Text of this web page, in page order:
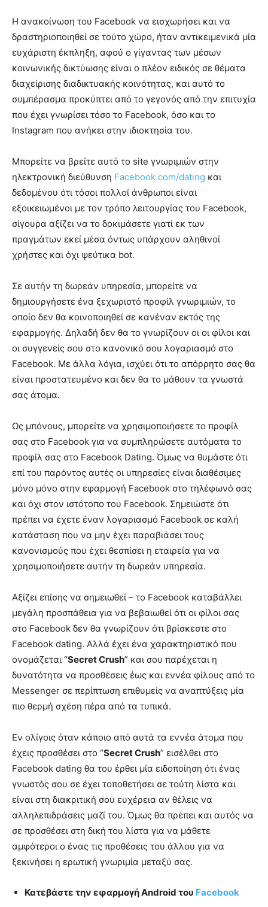
Η ανακοίνωση του Facebook να εισχωρήσει και να
δραστηριοποιηθεί σε τούτο χώρο, ήταν αντικειμενικά μία
ευχάριστη έκπληξη, αφού ο γίγαντας των μέσων
κοινωνικής δικτύωσης είναι ο πλέον ειδικός σε θέματα
διαχείρισης διαδικτυακής κοινότητας, και αυτό το
συμπέρασμα προκύπτει από το γεγονός από την επιτυχία
που έχει γνωρίσει τόσο το Facebook, όσο και το
Instagram που ανήκει στην ιδιοκτησία του.
Μπορείτε να βρείτε αυτό το site γνωριμιών στην
ηλεκτρονική διεύθυνση Facebook.com/dating και
δεδομένου ότι τόσοι πολλοί άνθρωποι είναι
εξοικειωμένοι με τον τρόπο λειτουργίας του Facebook,
σίγουρα αξίζει να το δοκιμάσετε γιατί εκ των
πραγμάτων εκεί μέσα όντως υπάρχουν αληθινοί
χρήστες και όχι ψεύτικα bot.
Σε αυτήν τη δωρεάν υπηρεσία, μπορείτε να
δημιουργήσετε ένα ξεχωριστό προφίλ γνωριμιών, το
οποίο δεν θα κοινοποιηθεί σε κανέναν εκτός της
εφαρμογής. Δηλαδή δεν θα το γνωρίζουν οι οι φίλοι και
οι συγγενείς σου στο κανονικό σου λογαριασμό στο
Facebook. Με άλλα λόγια, ισχύει ότι το απόρρητο σας θα
είναι προστατευμένο και δεν θα το μάθουν τα γνωστά
σας άτομα.
Ως μπόνους, μπορείτε να χρησιμοποιήσετε το προφίλ
σας στο Facebook για να συμπληρώσετε αυτόματα το
προφίλ σας στο Facebook Dating. Όμως να θυμάστε ότι
επί του παρόντος αυτές οι υπηρεσίες είναι διαθέσιμες
μόνο μόνο στην εφαρμογή Facebook στο τηλέφωνό σας
και όχι στον ιστότοπο του Facebook. Σημειώστε ότι
πρέπει να έχετε έναν λογαριασμό Facebook σε καλή
κατάσταση που να μην έχει παραβιάσει τους
κανονισμούς που έχει θεσπίσει η εταιρεία για να
χρησιμοποιήσετε αυτήν τη δωρεάν υπηρεσία.
Αξίζει επίσης να σημειωθεί – το Facebook καταβάλλει
μεγάλη προσπάθεια για να βεβαιωθεί ότι οι φίλοι σας
στο Facebook δεν θα γνωρίζουν ότι βρίσκεστε στο
Facebook dating. Αλλά έχει ένα χαρακτηριστικό που
ονομάζεται “Secret Crush” και σου παρέχεται η
δυνατότητα να προσθέσεις έως και εννέα φίλους από το
Messenger σε περίπτωση επιθυμείς να αναπτύξεις μία
πιο θερμή σχέση πέρα από τα τυπικά.
Εν ολίγοις όταν κάποιο από αυτά τα εννέα άτομα που
έχεις προσθέσει στο “Secret Crush” εισέλθει στο
Facebook dating θα του έρθει μία ειδοποίηση ότι ένας
γνωστός σου σε έχει τοποθετήσει σε τούτη λίστα και
είναι στη διακριτική σου ευχέρεια αν θέλεις να
αλληλεπιδράσεις μαζί του. Όμως θα πρέπει και αυτός να
σε προσθέσει στη δική του λίστα για να μάθετε
αμφότεροι ο ένας τις προθέσεις του άλλου για να
ξεκινήσει η ερωτική γνωριμία μεταξύ σας.
Κατεβάστε την εφαρμογή Android του Facebook